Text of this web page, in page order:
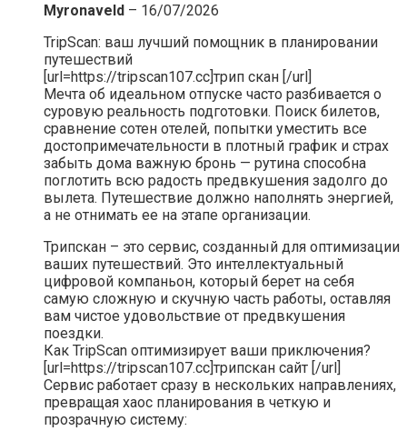
Myronaveld – 16/07/2026
TripScan: ваш лучший помощник в планировании
путешествий
[url=https://tripscan107.cc]трип скан [/url]
Мечта об идеальном отпуске часто разбивается о
суровую реальность подготовки. Поиск билетов,
сравнение сотен отелей, попытки уместить все
достопримечательности в плотный график и страх
забыть дома важную бронь — рутина способна
поглотить всю радость предвкушения задолго до
вылета. Путешествие должно наполнять энергией,
а не отнимать ее на этапе организации.
Трипскан – это сервис, созданный для оптимизации
ваших путешествий. Это интеллектуальный
цифровой компаньон, который берет на себя
самую сложную и скучную часть работы, оставляя
вам чистое удовольствие от предвкушения
поездки.
Как TripScan оптимизирует ваши приключения?
[url=https://tripscan107.cc]трипскан сайт [/url]
Сервис работает сразу в нескольких направлениях,
превращая хаос планирования в четкую и
прозрачную систему: